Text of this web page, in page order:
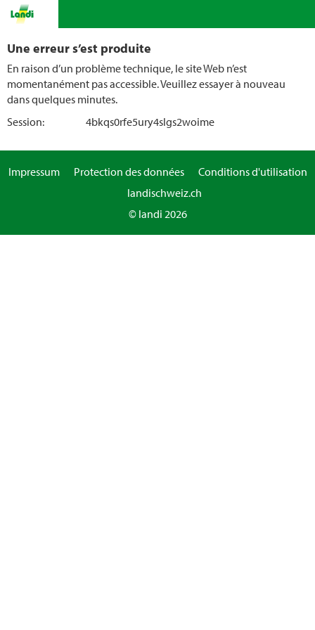
Une erreur s’est produite
En raison d’un problème technique, le site Web n’est
momentanément pas accessible. Veuillez essayer à nouveau
dans quelques minutes.
Session:
4bkqs0rfe5ury4slgs2woime
Impressum Protection des données
Conditions d'utilisation
landischweiz.ch
© landi 2026